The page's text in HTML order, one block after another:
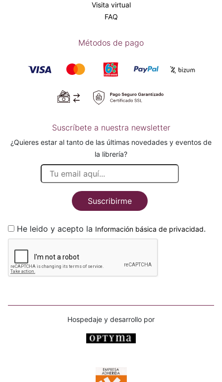
Visita virtual
FAQ
Métodos de pago
Suscríbete a nuestra newsletter
¿Quieres estar al tanto de las últimas novedades y eventos de
la librería?
Suscribirme
He leido y acepto la Información básica de privacidad.
Hospedaje y desarrollo por